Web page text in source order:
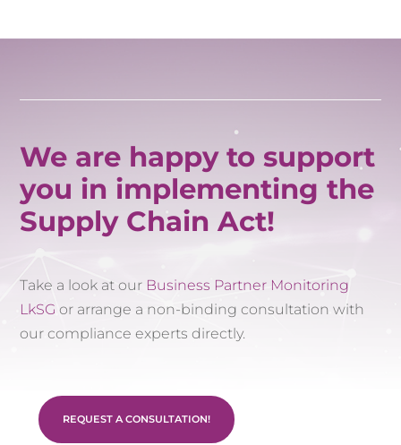
We are happy to support
you in implementing the
Supply Chain Act!
Take a look at our Business Partner Monitoring
LkSG or arrange a non-binding consultation with
our compliance experts directly.
REQUEST A CONSULTATION!